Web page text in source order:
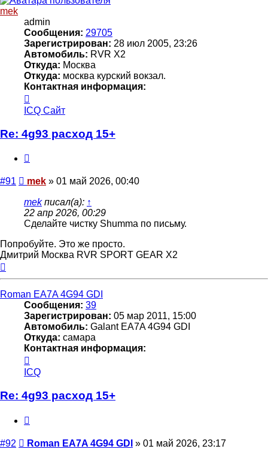
mek
admin
Сообщения: 29705
Зарегистрирован: 28 июл 2005, 23:26
Автомобиль: RVR X2
Откуда: Москва
Откуда: москва курский вокзал.
Контактная информация:
информация
пользователя
mek
ICQ Сайт
Re: 4g93 расход 15+
#91 Сообщение
mek » 01 май 2026, 00:40
mekписал(а): ↑
22 апр 2026, 00:29
Сделайте чистку Shumma по письму.
Попробуйте. Это же просто.
Дмитрий Москва RVR SPORT GEAR X2
Roman EA7A 4G94 GDI
Сообщения: 39
Зарегистрирован: 05 мар 2011, 15:00
Автомобиль: Galant EA7A 4G94 GDI
Откуда: самара
Контактная информация:
информация
пользователя
Roman
EA7A
GDI
ICQ
Re: 4g93 расход 15+
#92 Сообщение
Roman EA7A 4G94 GDI » 01 май 2026, 23:17